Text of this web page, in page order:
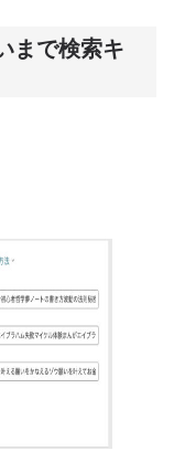
まで検索キ